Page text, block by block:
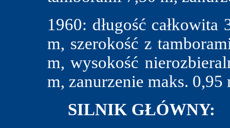
1960: długość całkowita
m, szerokość z
m, wysokość
m, zanurzenie maks. 0,95
SILNIK GŁÓWNY: